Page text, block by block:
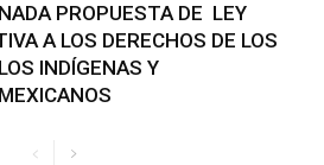
PROPUESTA DE LEY
A LOS DERECHOS DE LOS
INDÍGENAS Y